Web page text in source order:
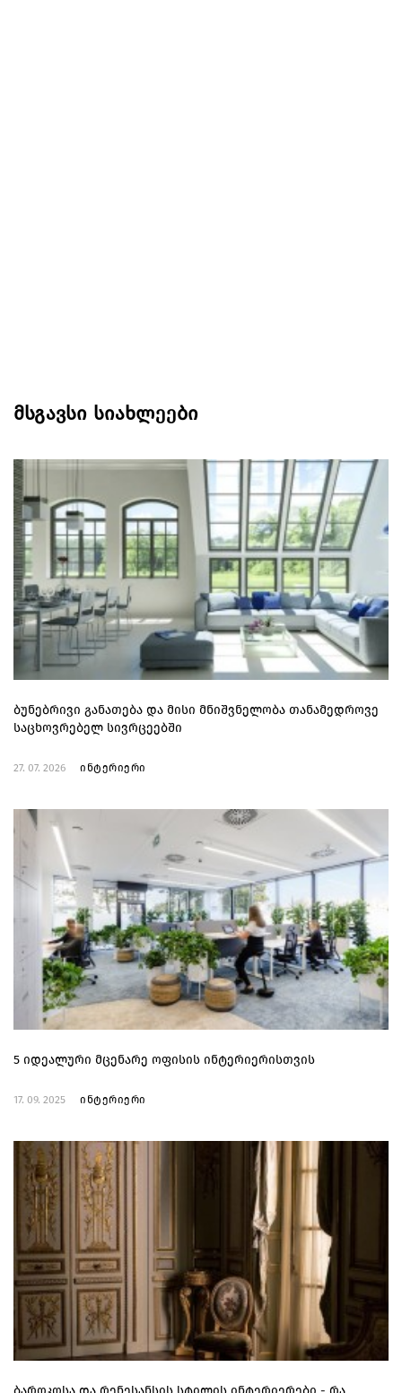
მსგავსი სიახლეები
ბუნებრივი განათება და მისი მნიშვნელობა თანამედროვე
საცხოვრებელ სივრცეებში
27. 07. 2026 ინტერიერი
5 იდეალური მცენარე ოფისის ინტერიერისთვის
17. 09. 2025 ინტერიერი